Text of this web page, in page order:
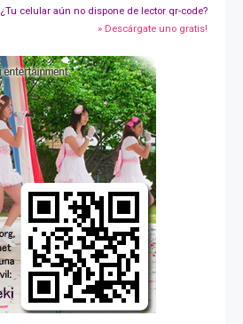
¿Tu celular aún no dispone de lector qr-code?
» Descárgate uno gratis!